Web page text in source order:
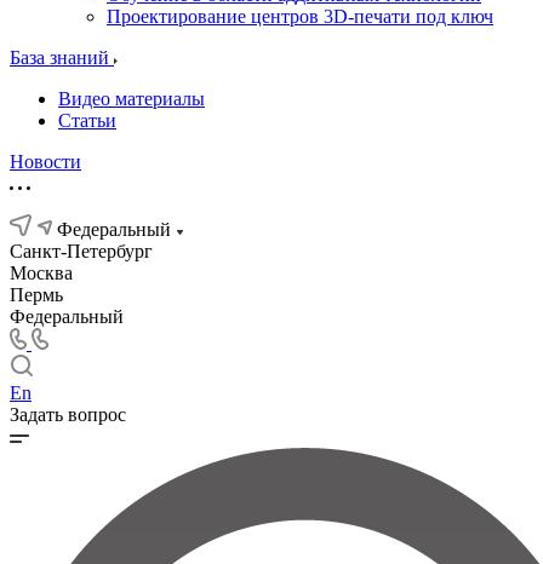
Проектирование центров 3D-печати под ключ
База знаний
Видео материалы
Статьи
Новости
Федеральный
Санкт-Петербург
Москва
Пермь
Федеральный
En
Задать вопрос